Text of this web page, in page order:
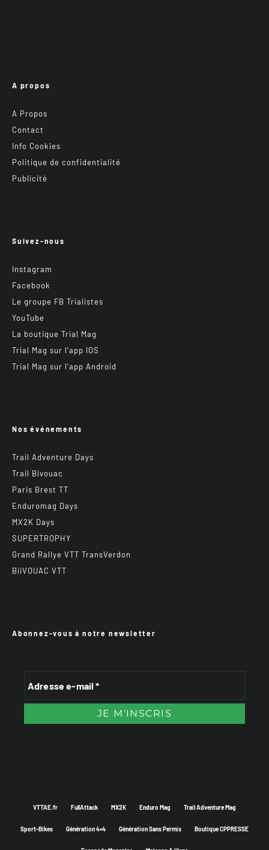
A propos
A Propos
Contact
Info Cookies
Politique de confidentialité
Publicité
Suivez-nous
Instagram
Facebook
Le groupe FB Trialistes
YouTube
La boutique Trial Mag
Trial Mag sur l’app IOS
Trial Mag sur l’app Android
Nos événements
Trail Adventure Days
Trail Bivouac
Paris Brest TT
Enduromag Days
MX2K Days
SUPERTROPHY
Grand Rallye VTT TransVerdon
BiiVOUAC VTT
Abonnez-vous à notre newsletter
VTTAE.fr FullAttack MX2K Enduro Mag Trail Adventure Mag
Sport-Bikes Génération 4×4 Génération Sans Permis Boutique CPPRESSE